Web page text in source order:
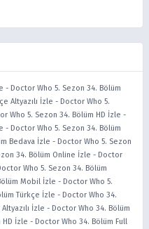
- Doctor Who 5. Sezon 34. Bölüm
Altyazılı İzle - Doctor Who 5.
Who 5. Sezon 34. Bölüm HD İzle -
- Doctor Who 5. Sezon 34. Bölüm
Bedava İzle - Doctor Who 5. Sezon
34. Bölüm Online İzle - Doctor
Who 5. Sezon 34. Bölüm
Mobil İzle - Doctor Who 5.
Türkçe İzle - Doctor Who 34.
İzle - Doctor Who 34. Bölüm
HD İzle - Doctor Who 34. Bölüm Full